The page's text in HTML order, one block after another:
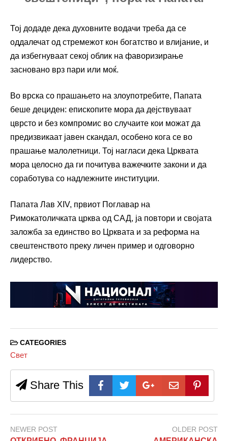
Тој додаде дека духовните водачи треба да се
оддалечат од стремежот кон богатство и влијание, и
да избегнуваат секој облик на фаворизирање
засновано врз пари или моќ.
Во врска со прашањето на злоупотребите, Папата
беше дециден: епископите мора да дејствуваат
цврсто и без компромис во случаите кои можат да
предизвикаат јавен скандал, особено кога се во
прашање малолетници. Тој нагласи дека Црквата
мора целосно да ги почитува важечките закони и да
соработува со надлежните институции.
Папата Лав XIV, првиот Поглавар на
Римокатоличката црква од САД, ја повтори и својата
заложба за единство во Црквата и за реформа на
свештенството преку личен пример и одговорно
лидерство.
CATEGORIES
Свет
Share This
NEWER POST OLDER POST